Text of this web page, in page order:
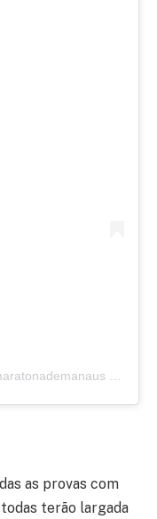
Uma publicação compartilhada por maratonademanaus (@maratonademanaus)
as provas com
terão largada